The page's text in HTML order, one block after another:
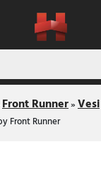
Front Runner»Vesi
Front Runner